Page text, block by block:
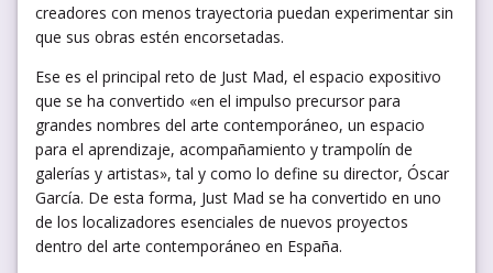
creadores con menos trayectoria puedan experimentar sin
que sus obras estén encorsetadas.
Ese es el principal reto de Just Mad, el espacio expositivo
que se ha convertido «en el impulso precursor para
grandes nombres del arte contemporáneo, un espacio
para el aprendizaje, acompañamiento y trampolín de
galerías y artistas», tal y como lo define su director, Óscar
García. De esta forma, Just Mad se ha convertido en uno
de los localizadores esenciales de nuevos proyectos
dentro del arte contemporáneo en España.